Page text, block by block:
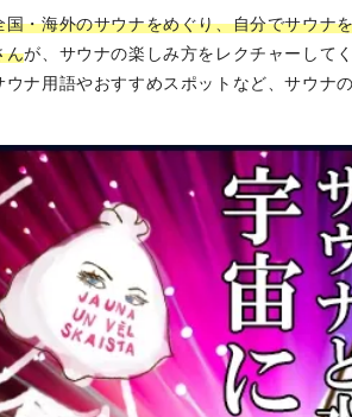
国・海外のサウナをめぐり、自分でサウナ
んが、サウナの楽しみ方をレクチャーして
ナ用語やおすすめスポットなど、サウナ